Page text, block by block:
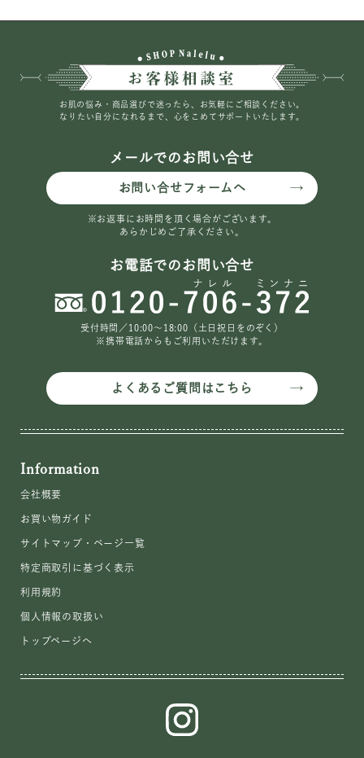
お肌の悩み・商品選びで迷ったら、お気軽にご相談ください。
なりたい自分になれるまで、心をこめてサポートいたします。
メールでのお問い合せ
お問い合せフォームへ
※お返事にお時間を頂く場合がございます。
あらかじめご了承ください。
お電話でのお問い合せ
受付時間／10:00〜18:00（土日祝日をのぞく）
※携帯電話からもご利用いただけます。
よくあるご質問はこちら
Information
会社概要
お買い物ガイド
サイトマップ・ページ一覧
特定商取引に基づく表示
利用規約
個人情報の取扱い
トップページへ